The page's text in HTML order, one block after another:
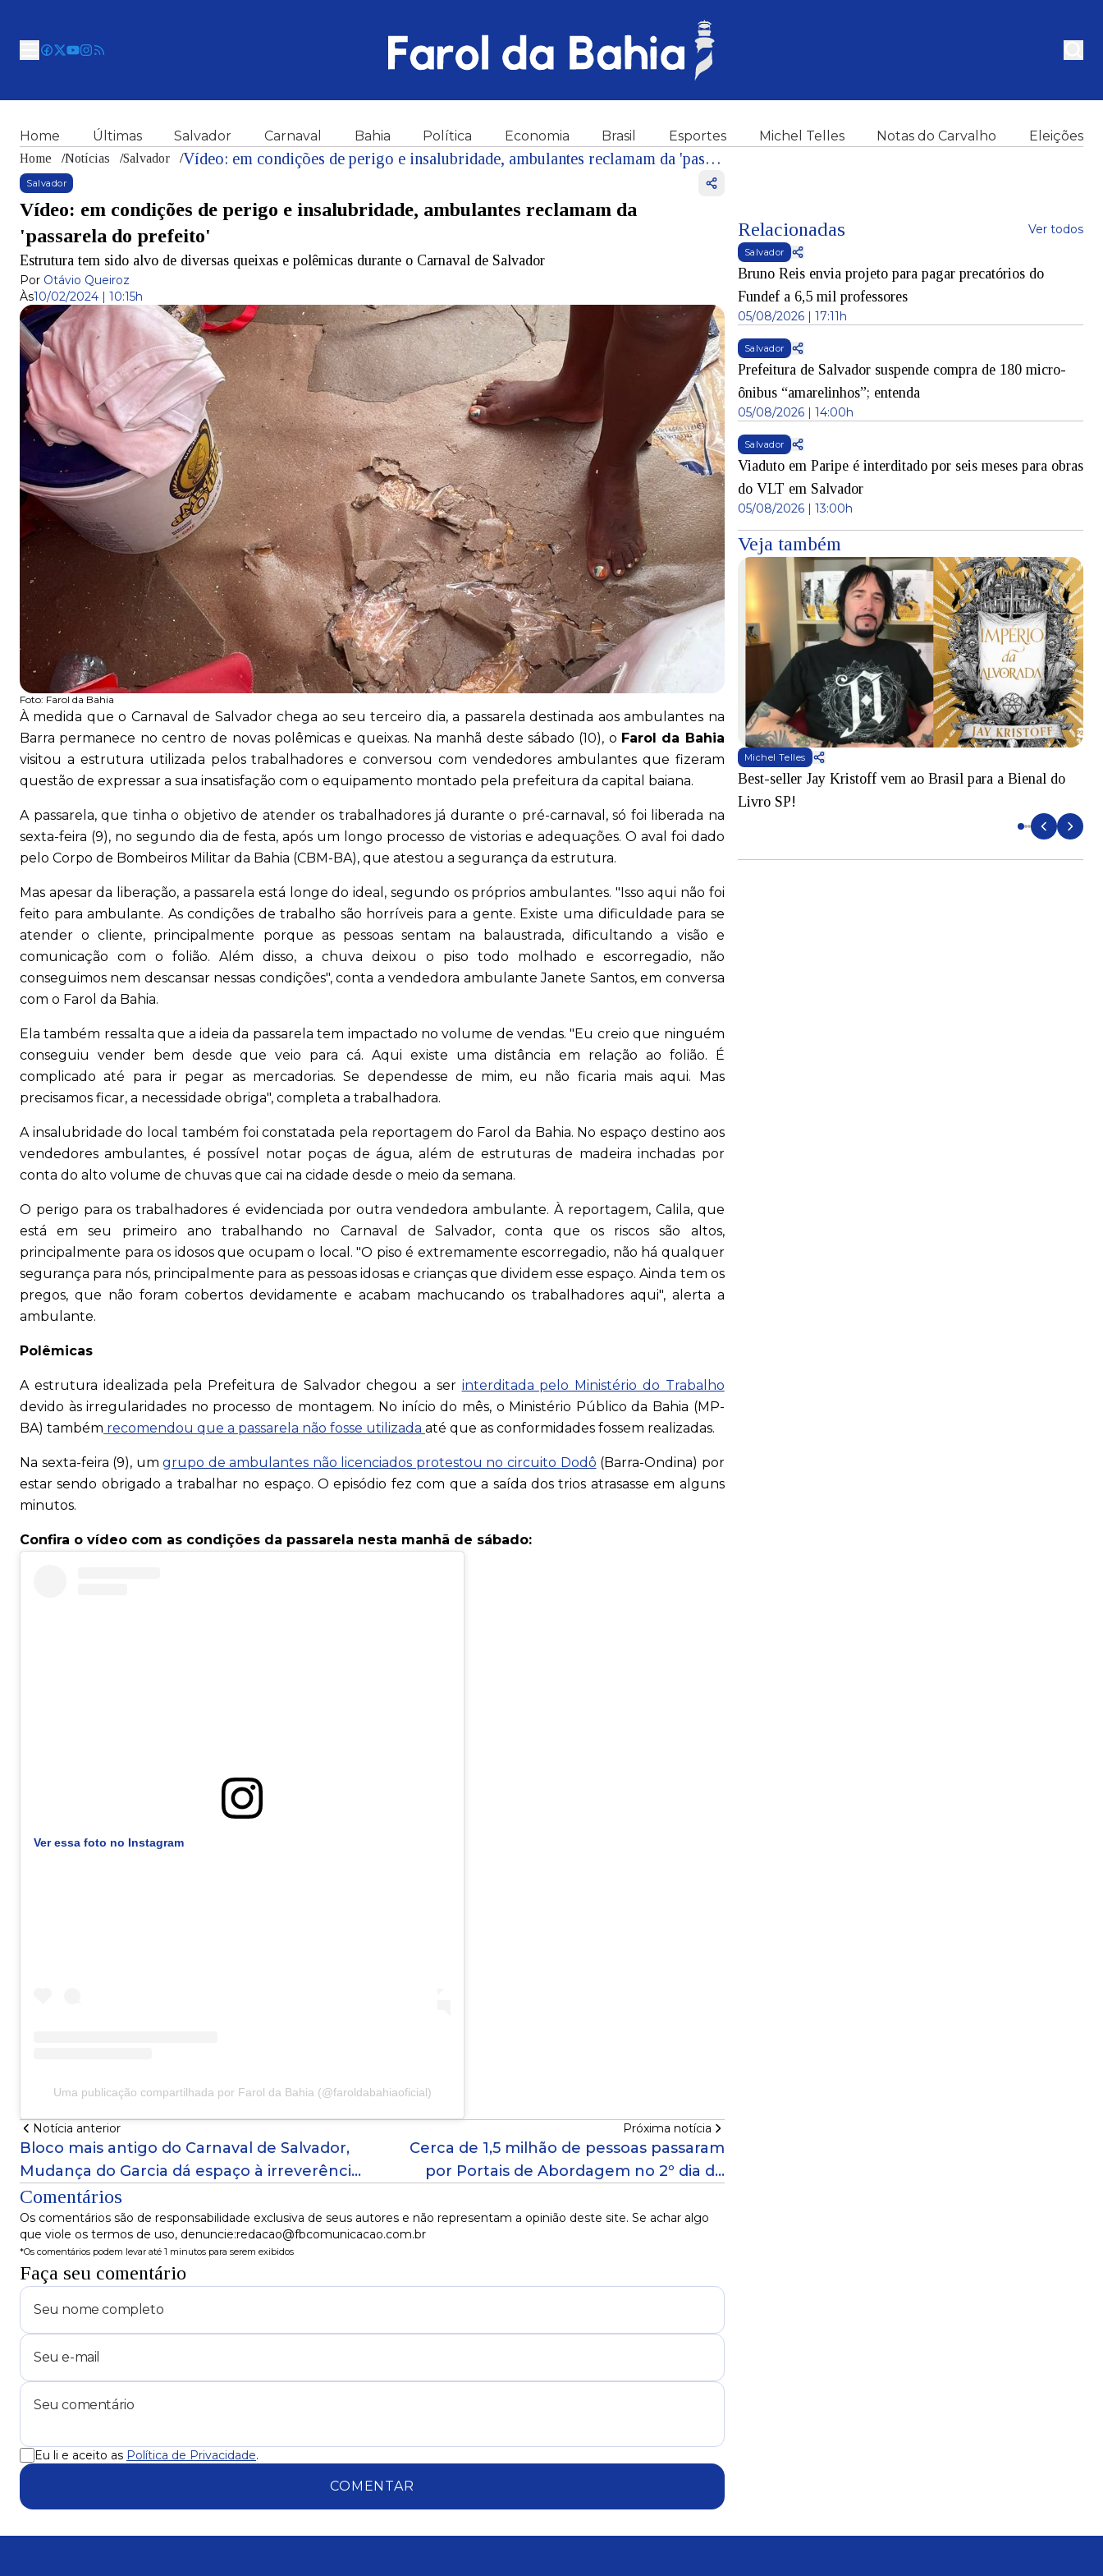
Home Últimas Salvador Carnaval Bahia Política Economia Brasil Esportes Michel Telles Notas do Carvalho Eleições
Home /Notícias /Salvador / Vídeo: em condições de perigo e insalubridade, ambulantes reclamam da 'passarela do prefeito'
Salvador
Vídeo: em condições de perigo e insalubridade, ambulantes reclamam da
'passarela do prefeito'
Estrutura tem sido alvo de diversas queixas e polêmicas durante o Carnaval de Salvador
Por Otávio Queiroz
Às10/02/2024 | 10:15h
Foto: Farol da Bahia
À medida que o Carnaval de Salvador chega ao seu terceiro dia, a passarela destinada aos ambulantes na
Barra permanece no centro de novas polêmicas e queixas. Na manhã deste sábado (10), o Farol da Bahia
visitou a estrutura utilizada pelos trabalhadores e conversou com vendedores ambulantes que fizeram
questão de expressar a sua insatisfação com o equipamento montado pela prefeitura da capital baiana.
A passarela, que tinha o objetivo de atender os trabalhadores já durante o pré-carnaval, só foi liberada na
sexta-feira (9), no segundo dia de festa, após um longo processo de vistorias e adequações. O aval foi dado
pelo Corpo de Bombeiros Militar da Bahia (CBM-BA), que atestou a segurança da estrutura.
Mas apesar da liberação, a passarela está longe do ideal, segundo os próprios ambulantes. "Isso aqui não foi
feito para ambulante. As condições de trabalho são horríveis para a gente. Existe uma dificuldade para se
atender o cliente, principalmente porque as pessoas sentam na balaustrada, dificultando a visão e
comunicação com o folião. Além disso, a chuva deixou o piso todo molhado e escorregadio, não
conseguimos nem descansar nessas condições", conta a vendedora ambulante Janete Santos, em conversa
com o Farol da Bahia.
Ela também ressalta que a ideia da passarela tem impactado no volume de vendas. "Eu creio que ninguém
conseguiu vender bem desde que veio para cá. Aqui existe uma distância em relação ao folião. É
complicado até para ir pegar as mercadorias. Se dependesse de mim, eu não ficaria mais aqui. Mas
precisamos ficar, a necessidade obriga", completa a trabalhadora.
A insalubridade do local também foi constatada pela reportagem do Farol da Bahia. No espaço destino aos
vendedores ambulantes, é possível notar poças de água, além de estruturas de madeira inchadas por
conta do alto volume de chuvas que cai na cidade desde o meio da semana.
O perigo para os trabalhadores é evidenciada por outra vendedora ambulante. À reportagem, Calila, que
está em seu primeiro ano trabalhando no Carnaval de Salvador, conta que os riscos são altos,
principalmente para os idosos que ocupam o local. "O piso é extremamente escorregadio, não há qualquer
segurança para nós, principalmente para as pessoas idosas e crianças que dividem esse espaço. Ainda tem os
pregos, que não foram cobertos devidamente e acabam machucando os trabalhadores aqui", alerta a
ambulante.
Polêmicas
A estrutura idealizada pela Prefeitura de Salvador chegou a ser interditada pelo Ministério do Trabalho
devido às irregularidades no processo de montagem. No início do mês, o Ministério Público da Bahia (MP-
BA) também recomendou que a passarela não fosse utilizada até que as conformidades fossem realizadas.
Na sexta-feira (9), umgrupo de ambulantes não licenciados protestou no circuito Dodô (Barra-Ondina) por
estar sendo obrigado a trabalhar no espaço. O episódio fez com que a saída dos trios atrasasse em alguns
minutos.
Confira o vídeo com as condições da passarela nesta manhã de sábado:
Ver essa foto no Instagram
Uma publicação compartilhada por Farol da Bahia (@faroldabahiaoficial)
Notícia anterior
Bloco mais antigo do Carnaval de Salvador,
Mudança do Garcia dá espaço à irreverência
e à criatividade em 2024
Próxima notícia
Cerca de 1,5 milhão de pessoas passaram
por Portais de Abordagem no 2º dia de
Comentários
Os comentários são de responsabilidade exclusiva de seus autores e não representam a opinião deste site. Se achar algo
que viole os termos de uso, denuncie:redacao@fbcomunicacao.com.br
*Os comentários podem levar até 1 minutos para serem exibidos
Faça seu comentário
Eu li e aceito as Política de Privacidade.
COMENTAR
Relacionadas Ver todos
Salvador
Bruno Reis envia projeto para pagar precatórios do
Fundef a 6,5 mil professores
05/08/2026 | 17:11h
Salvador
Prefeitura de Salvador suspende compra de 180 micro-
ônibus “amarelinhos”; entenda
05/08/2026 | 14:00h
Salvador
Viaduto em Paripe é interditado por seis meses para obras
do VLT em Salvador
05/08/2026 | 13:00h
Veja também
Michel Telles
Best-seller Jay Kristoff vem ao Brasil para a Bienal do
Livro SP!